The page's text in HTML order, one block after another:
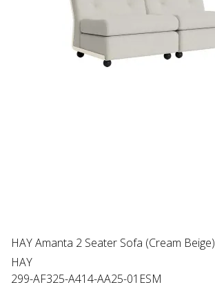
HAY Amanta 2 Seater Sofa (Cream Beige)
HAY
299-AF325-A414-AA25-01ESM